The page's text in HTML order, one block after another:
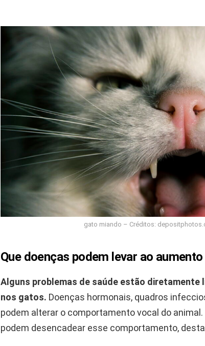
gato miando – Créditos:
Que doenças podem levar ao
Alguns problemas de saúde estão diretamente
nos gatos. Doenças hormonais, quadros
podem alterar o comportamento vocal do
podem desencadear esse comportamento,